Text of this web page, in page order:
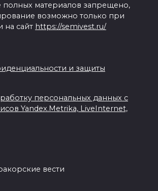
полных материалов запрещено,
возможно только при
на сайт https://semivest.ru/
и защиты
персональных данных с
Yandex.Metrika, LiveInternet,
вести